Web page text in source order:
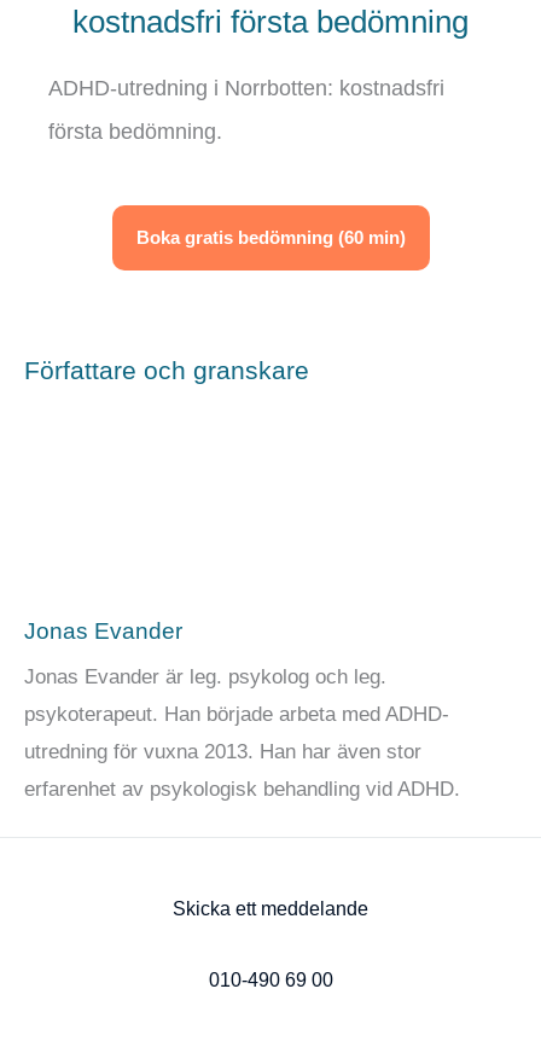
kostnadsfri första bedömning
ADHD-utredning i Norrbotten: kostnadsfri
första bedömning.
Boka gratis bedömning (60 min)
Författare och granskare
Jonas Evander
Jonas Evander är leg. psykolog och leg.
psykoterapeut. Han började arbeta med ADHD-
utredning för vuxna 2013. Han har även stor
erfarenhet av psykologisk behandling vid ADHD.
Skicka ett meddelande
010-490 69 00